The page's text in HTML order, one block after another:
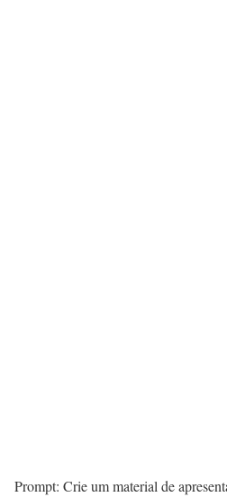
Prompt: Crie um material de